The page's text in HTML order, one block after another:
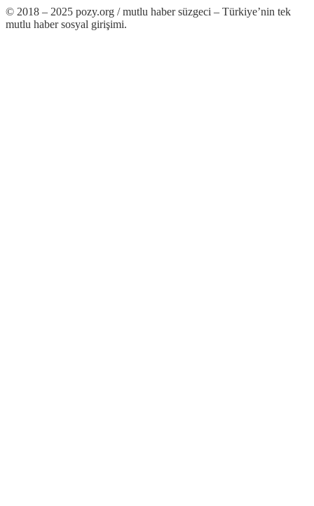
© 2018 – 2025 pozy.org / mutlu haber süzgeci – Türkiye’nin tek
mutlu haber sosyal girişimi.